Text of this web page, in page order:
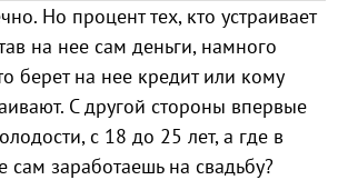
Но процент тех, кто устраивает
на нее сам деньги, намного
берет на нее кредит или кому
С другой стороны впервые
с 18 до 25 лет, а где в
сам заработаешь на свадьбу?